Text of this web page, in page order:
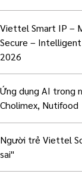
Viettel Smart IP –
Secure –
2026
Ứng dụng AI trong
Cholimex, Nutifood
Người trẻ Viettel
sai"